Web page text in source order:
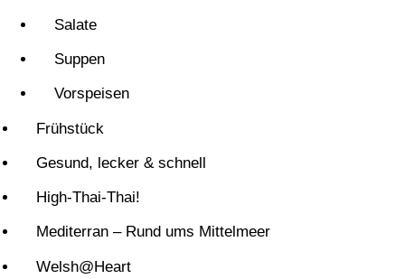
Salate
Suppen
Vorspeisen
Frühstück
Gesund, lecker & schnell
High-Thai-Thai!
Mediterran – Rund ums Mittelmeer
Welsh@Heart